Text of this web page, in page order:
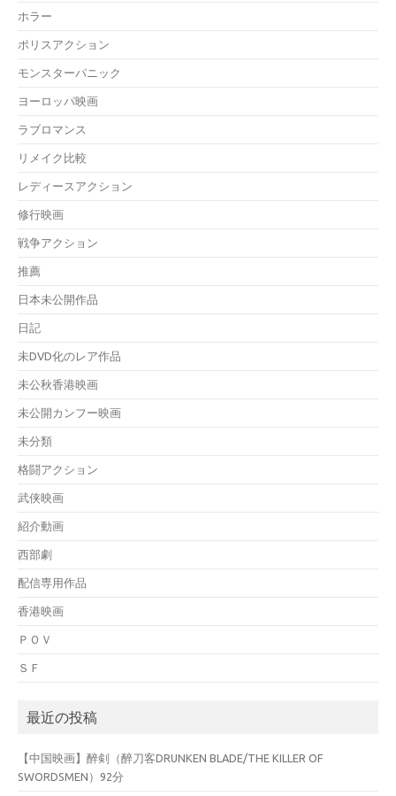
ホラー
ポリスアクション
モンスターパニック
ヨーロッパ映画
ラブロマンス
リメイク比較
レディースアクション
修行映画
戦争アクション
推薦
日本未公開作品
日記
未DVD化のレア作品
未公秋香港映画
未公開カンフー映画
未分類
格闘アクション
武侠映画
紹介動画
西部劇
配信専用作品
香港映画
ＰＯＶ
ＳＦ
最近の投稿
【中国映画】醉剣（醉刀客DRUNKEN BLADE/THE KILLER OF
SWORDSMEN）92分